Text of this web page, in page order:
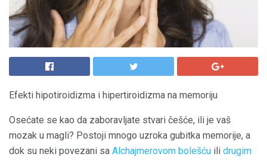
Efekti hipotiroidizma i hipertiroidizma na memoriju
Osećate se kao da zaboravljate stvari češće, ili je vaš
mozak u magli? Postoji mnogo uzroka gubitka memorije, a
dok su neki povezani sa Alchajmerovom bolešću ili drugim